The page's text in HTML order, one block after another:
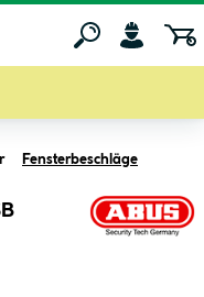
Fensterbeschläge